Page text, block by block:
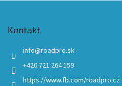
Kontakt
info@roadpro.sk
+420 721 264 159
https://www.fb.com/roadpro.cz